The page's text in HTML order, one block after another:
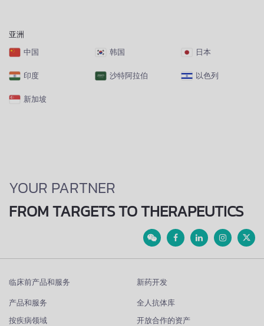
亚洲
中国 韩国 日本
印度 沙特阿拉伯 以色列
新加坡
YOUR PARTNER
FROM TARGETS TO THERAPEUTICS
临床前产品和服务
产品和服务
按疾病领域
新药开发
全人抗体库
开放合作的资产